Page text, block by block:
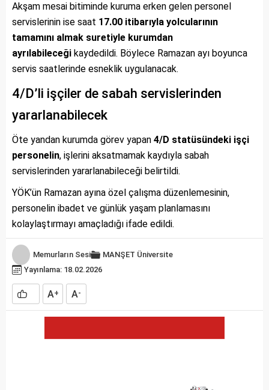
Akşam mesai bitiminde kuruma erken gelen personel
servislerinin ise saat 17.00 itibarıyla yolcularının
tamamını almak suretiyle kurumdan
ayrılabileceği kaydedildi. Böylece Ramazan ayı boyunca
servis saatlerinde esneklik uygulanacak.
4/D’li işçiler de sabah servislerinden
yararlanabilecek
Öte yandan kurumda görev yapan 4/D statüsündeki işçi
personelin, işlerini aksatmamak kaydıyla sabah
servislerinden yararlanabileceği belirtildi.
YÖK’ün Ramazan ayına özel çalışma düzenlemesinin,
personelin ibadet ve günlük yaşam planlamasını
kolaylaştırmayı amaçladığı ifade edildi.
Memurların Sesi MANŞET Üniversite
Yayınlama: 18.02.2026
A+ A-